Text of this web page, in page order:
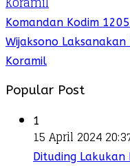
Komandan Kodim
Wijaksono
Koramil
Popular Post
1
15 April 2024
Dituding Lakukan